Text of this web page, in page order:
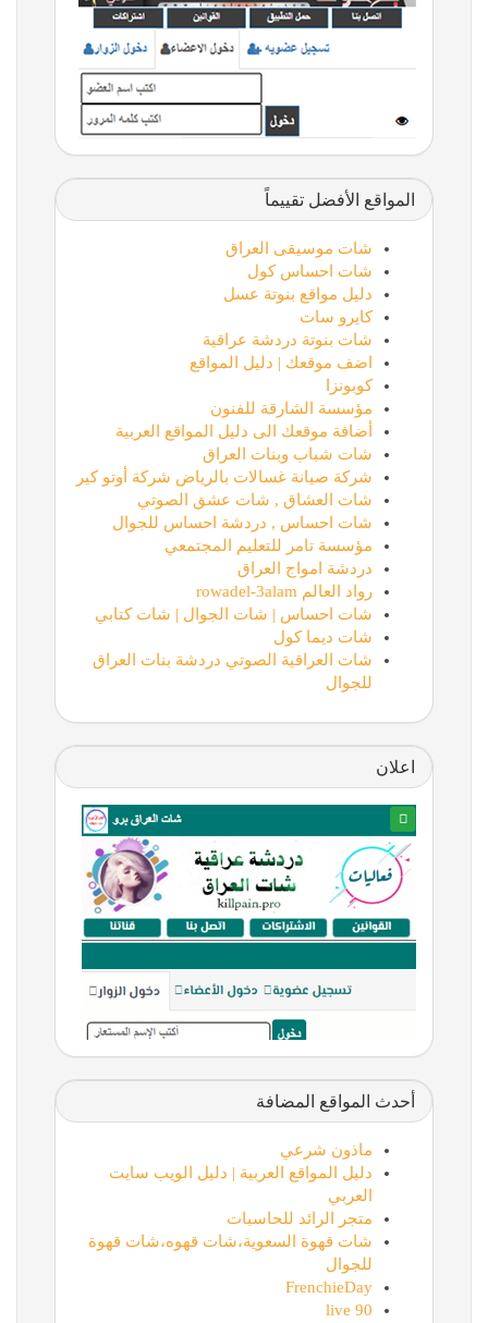
المواقع الأفضل تقييماً
شات موسيقى العراق
شات احساس كول
دليل مواقع بنوتة عسل
كايرو سات
شات بنوتة دردشة عراقية
اضف موقعك | دليل المواقع
كوبونزا
مؤسسة الشارقة للفنون
أضافة موقعك الى دليل المواقع العربية
شات شباب وبنات العراق
شركة صيانة غسالات بالرياض شركة أوتو كير
شات العشاق , شات عشق الصوتي
شات احساس , دردشة احساس للجوال
مؤسسة تامر للتعليم المجتمعي
دردشة امواج العراق
رواد العالم rowadel-3alam
شات احساس | شات الجوال | شات كتابي
شات ديما كول
شات العراقية الصوتي دردشة بنات العراق
للجوال
اعلان
أحدث المواقع المضافة
ماذون شرعي
دليل المواقع العربية | دليل الويب سايت
العربي
متجر الرائد للحاسبات
شات قهوة السعوية،شات قهوه،شات قهوة
للجوال
FrenchieDay
90 live